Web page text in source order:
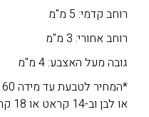
רוחב קדמי: 5 מ"מ
רוחב אחורי: 3 מ"מ
גובה מעל האצבע: 4 מ"מ
או לבן וב-14 קראט או 18 קראט.